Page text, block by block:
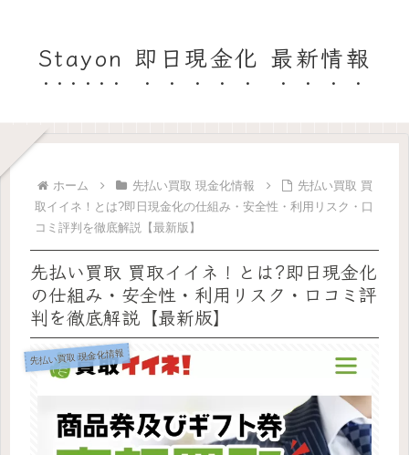
Stayon 即日現金化 最新情報
ホーム 先払い買取 現金化情報
先払い買取 買
取イイネ！とは?即日現金化の仕組み・安全性・利用リスク・口
コミ評判を徹底解説【最新版】
先払い買取 買取イイネ！とは?即日現金化
の仕組み・安全性・利用リスク・口コミ評
判を徹底解説【最新版】
先払い買取 現金化情報